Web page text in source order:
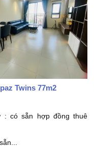
Twins 77m2
: có sẵn hợp đồng thuê